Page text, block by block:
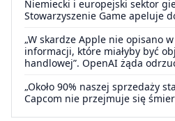
Niemiecki i europejski sektor
Stowarzyszenie Game apeluje
„W skardze Apple nie opisano
informacji, które miałyby być
handlowej”. OpenAI żąda
„Około 90% naszej sprzedaży
Capcom nie przejmuje się